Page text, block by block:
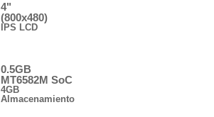
4"
(800x480)
IPS LCD
0.5GB
MT6582M SoC
4GB
Almacenamiento